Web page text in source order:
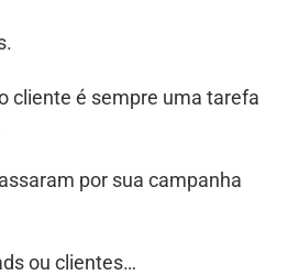
cliente é sempre uma tarefa
por sua campanha
ou clientes…